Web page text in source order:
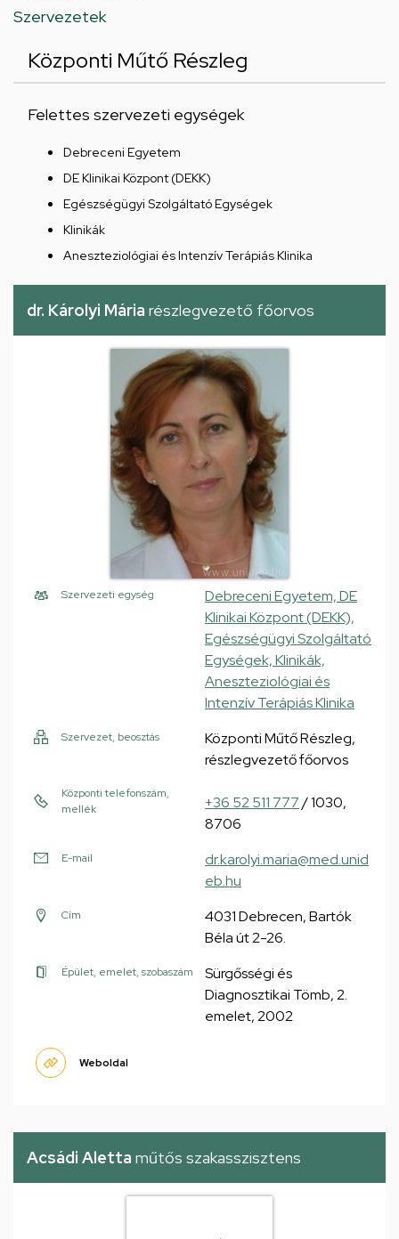
Szervezetek
Központi Műtő Részleg
Felettes szervezeti egységek
Debreceni Egyetem
DE Klinikai Központ (DEKK)
Egészségügyi Szolgáltató Egységek
Klinikák
Aneszteziológiai és Intenzív Terápiás Klinika
dr. Károlyi Mária részlegvezető főorvos
Szervezeti egység
Debreceni Egyetem, DE
Klinikai Központ (DEKK),
Egészségügyi Szolgáltató
Egységek, Klinikák,
Aneszteziológiai és
Intenzív Terápiás Klinika
Szervezet, beosztás
Központi Műtő Részleg,
részlegvezető főorvos
Központi telefonszám,
mellék
+36 52 511 777/ 1030,
8706
E-mail
dr.karolyi.maria@med.unid
eb.hu
Cím
4031 Debrecen, Bartók
Béla út 2-26.
Épület, emelet, szobaszám
Sürgősségi és
Diagnosztikai Tömb, 2.
emelet, 2002
Weboldal
Acsádi Aletta műtős szakasszisztens